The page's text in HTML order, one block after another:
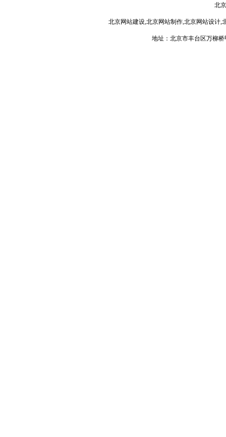
北
北京网站建设,北京网站制作,北京网站设计,
地址：北京市丰台区万柳桥